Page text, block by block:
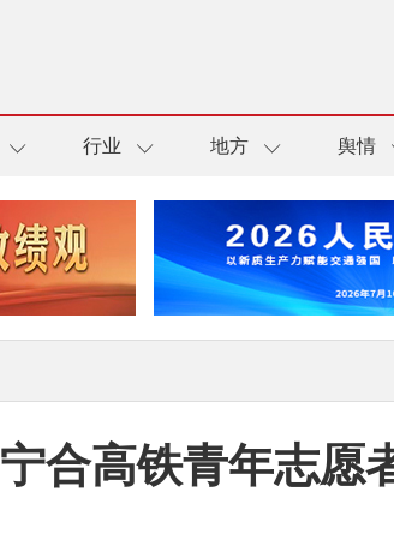
行业 地方 舆情
合高铁青年志愿